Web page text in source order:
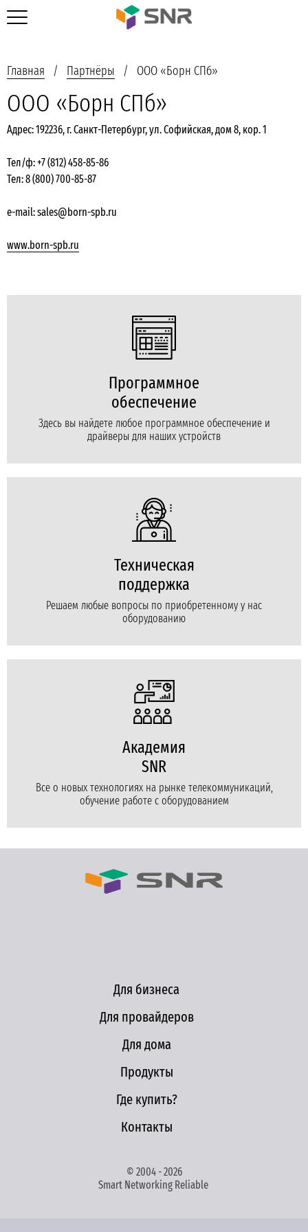
Главная Партнёры ООО «Борн СПб»
ООО «Борн СПб»
Адрес: 192236, г. Санкт-Петербург, ул. Софийская, дом 8, кор. 1
Тел/ф: +7 (812) 458-85-86
Тел: 8 (800) 700-85-87
e-mail: sales@born-spb.ru
www.born-spb.ru
Программное
обеспечение
Здесь вы найдете любое программное обеспечение и
драйверы для наших устройств
Техническая
поддержка
Решаем любые вопросы по приобретенному у нас
оборудованию
Академия
SNR
Все о новых технологиях на рынке телекоммуникаций,
обучение работе с оборудованием
Для бизнеса
Для провайдеров
Для дома
Продукты
Где купить?
Контакты
© 2004 - 2026
Smart Networking Reliable